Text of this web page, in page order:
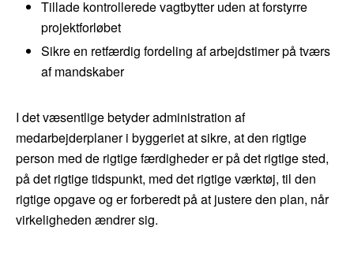
Tillade kontrollerede vagtbytter uden at forstyrre
projektforløbet
Sikre en retfærdig fordeling af arbejdstimer på tværs
af mandskaber
I det væsentlige betyder administration af
medarbejderplaner i byggeriet at sikre, at den rigtige
person med de rigtige færdigheder er på det rigtige sted,
på det rigtige tidspunkt, med det rigtige værktøj, til den
rigtige opgave og er forberedt på at justere den plan, når
virkeligheden ændrer sig.